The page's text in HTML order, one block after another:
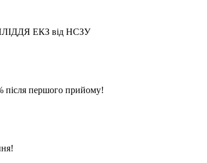
ЕКЗ від НСЗУ
після першого прийому!